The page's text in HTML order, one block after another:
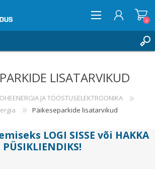
0
LISATARVIKUD
JA TÖÖSTUSELEKTROONIKA
Päikeseparkide lisatarvikud
LOGI SISSE või HAKKA
PÜSIKLIENDIKS!